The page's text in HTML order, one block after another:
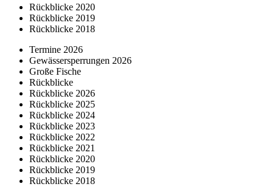
Rückblicke 2020
Rückblicke 2019
Rückblicke 2018
Termine 2026
Gewässersperrungen 2026
Große Fische
Rückblicke
Rückblicke 2026
Rückblicke 2025
Rückblicke 2024
Rückblicke 2023
Rückblicke 2022
Rückblicke 2021
Rückblicke 2020
Rückblicke 2019
Rückblicke 2018